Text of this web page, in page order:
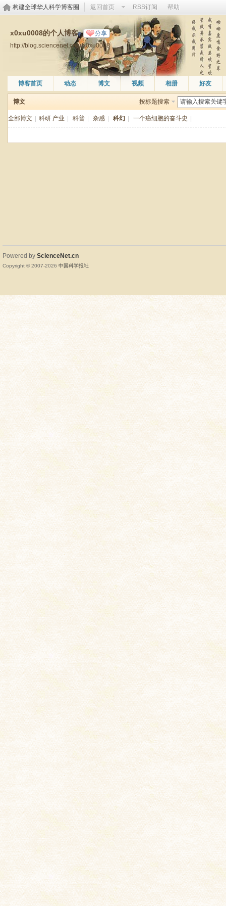
构建全球华人科学博客圈 返回首页 RSS订阅 帮助
x0xu0008的个人博客 分享
http://blog.sciencenet.cn/u/x0xu0008
博客首页 动态 博文 视频 相册 好友
博文 按标题搜索
全部博文 科研 产业 科普 杂感 科幻 一个癌细胞的奋斗史
Powered by ScienceNet.cn
Copyright © 2007-2026 中国科学报社